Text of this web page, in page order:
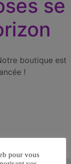
se
boutique est
!
pour vous